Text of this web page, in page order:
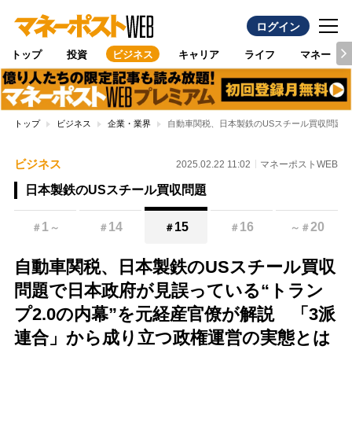
ログイン
トップ 投資 ビジネス キャリア ライフ マネー
トップ ビジネス 企業・業界 自動車関税、日本製鉄のUSスチール買収問題
ビジネス 2025.02.22 11:02 マネーポストWEB
日本製鉄のUSスチール買収問題
＃ 1 ～ ＃ 14 ＃ 15 ＃ 16 ～ ＃20
自動車関税、日本製鉄のUSスチール買収
問題で日本政府が見誤っている“トラン
プ2.0の内幕”を元経産官僚が解説 「3派
連合」から成り立つ政権運営の実態とは